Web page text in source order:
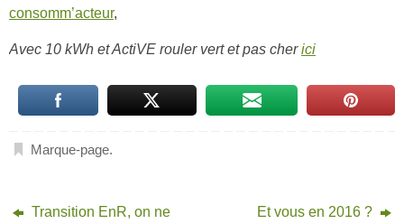
consomm’acteur,
Avec 10 kWh et ActiVE rouler vert et pas cherici
Marque-page.
Transition EnR, on ne
Et vous en 2016 ?